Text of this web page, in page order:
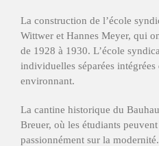
La construction de l’école
Wittwer et Hannes Meyer, qui
de 1928 à 1930. L’école
individuelles séparées
environnant.
La cantine historique du
Breuer, où les étudiants
passionnément sur la modernité.